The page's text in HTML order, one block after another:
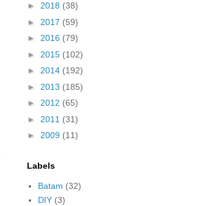
► 2018 (38)
► 2017 (59)
► 2016 (79)
► 2015 (102)
► 2014 (192)
► 2013 (185)
► 2012 (65)
► 2011 (31)
► 2009 (11)
Labels
Batam (32)
DIY (3)